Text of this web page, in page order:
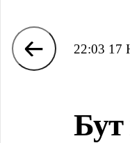
22:03 17
Бут